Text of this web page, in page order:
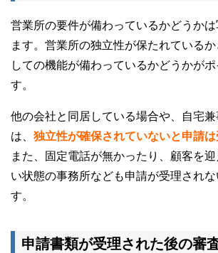
営業所の要件が備わっているかどうか
ます。営業所の独立性が保たれている
しての機能が備わっているかどうかが
す。
他の会社と同居している場合や、自宅
は、 独立性が確保されていないと申請
また、固定電話が無かったり、顧客を
い状態の事務所なども申請が受理されな
す。
申請書類が受理された後の審